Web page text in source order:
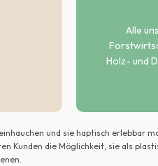
Alle
Holz- und
und sie haptisch erlebbar
Kunden die Möglichkeit, sie als